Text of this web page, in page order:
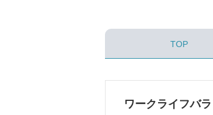
TOP
ワークライフバ